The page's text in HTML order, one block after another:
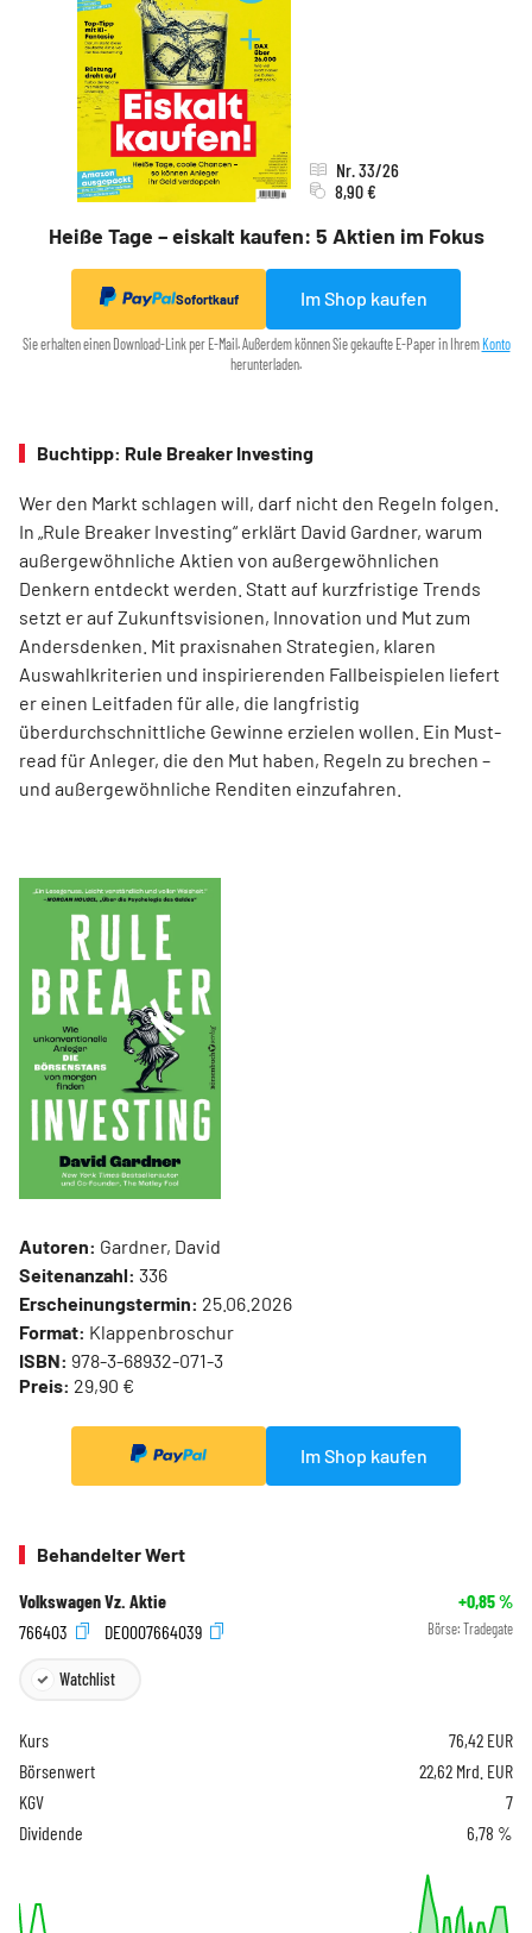
Heiße Tage – eiskalt kaufen: 5 Aktien im Fokus
Nr. 33/26
8,90 €
Sofortkauf Im Shop kaufen
Sie erhalten einen Download-Link per E-Mail. Außerdem können Sie gekaufte E-Paper in IhremKonto
herunterladen.
Buchtipp: Rule Breaker Investing
Wer den Markt schlagen will, darf nicht den Regeln folgen.
In „Rule Breaker Investing“ erklärt David Gardner, warum
außergewöhnliche Aktien von außer­gewöhnlichen
Denkern entdeckt werden. Statt auf kurzfristige Trends
setzt er auf Zukunftsvisionen, Innovation und Mut zum
Andersdenken. Mit praxisnahen Strategien, klaren
Auswahlkriterien und inspirierenden Fallbeispielen liefert
er einen Leit­faden für alle, die langfristig
überdurchschnittliche Gewinne erzielen wollen. Ein Must-
read für Anleger, die den Mut haben, Regeln zu brechen –
und außergewöhnliche Renditen einzufahren.
Autoren: Gardner, David
Seitenanzahl: 336
Erscheinungstermin: 25.06.2026
Format: Klappenbroschur
ISBN: 978-3-68932-071-3
Preis: 29,90 €
Im Shop kaufen
Behandelter Wert
Volkswagen Vz. Aktie +0,85%
766403
DE0007664039 Börse: Tradegate
Watchlist
Kurs 76,42 EUR
Börsenwert
22,62 Mrd. EUR
KGV
7
Dividende
6,78 %